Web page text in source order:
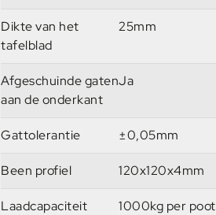
Dikte van het
tafelblad
25mm
Afgeschuinde gaten
aan de onderkant
Ja
Gattolerantie ±0,05mm
Been profiel 120x120x4mm
Laadcapaciteit 1000kg per poot